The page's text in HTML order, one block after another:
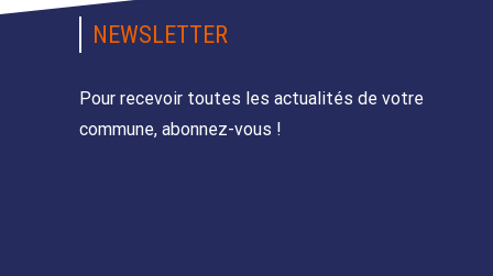
NEWSLETTER
Pour recevoir toutes les actualités de votre
commune, abonnez-vous !